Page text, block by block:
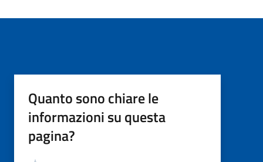
Quanto sono chiare le
informazioni su questa
pagina?